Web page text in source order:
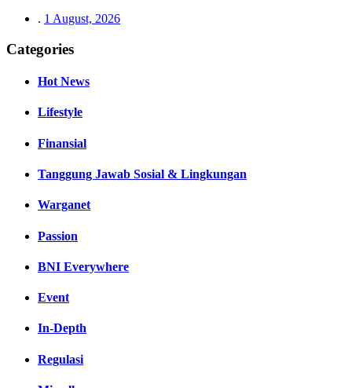
. 1 August, 2026
Categories
Hot News
Lifestyle
Finansial
Tanggung Jawab Sosial & Lingkungan
Warganet
Passion
BNI Everywhere
Event
In-Depth
Regulasi